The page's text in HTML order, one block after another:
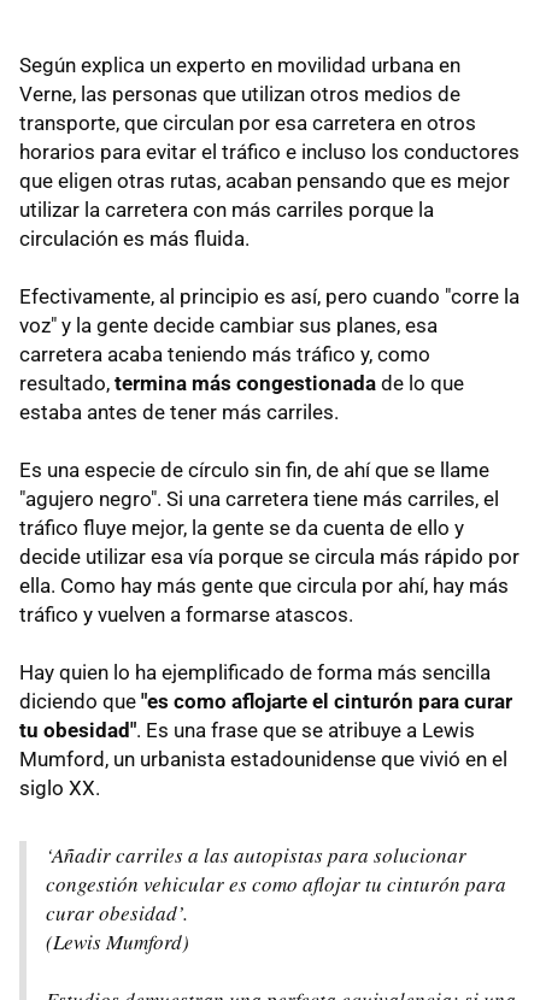
Según explica un experto en movilidad urbana en
Verne, las personas que utilizan otros medios de
transporte, que circulan por esa carretera en otros
horarios para evitar el tráfico e incluso los conductores
que eligen otras rutas, acaban pensando que es mejor
utilizar la carretera con más carriles porque la
circulación es más fluida.
Efectivamente, al principio es así, pero cuando "corre la
voz" y la gente decide cambiar sus planes, esa
carretera acaba teniendo más tráfico y, como
resultado, termina más congestionada de lo que
estaba antes de tener más carriles.
Es una especie de círculo sin fin, de ahí que se llame
"agujero negro". Si una carretera tiene más carriles, el
tráfico fluye mejor, la gente se da cuenta de ello y
decide utilizar esa vía porque se circula más rápido por
ella. Como hay más gente que circula por ahí, hay más
tráfico y vuelven a formarse atascos.
Hay quien lo ha ejemplificado de forma más sencilla
diciendo que "es como aflojarte el cinturón para curar
tu obesidad". Es una frase que se atribuye a Lewis
Mumford, un urbanista estadounidense que vivió en el
siglo XX.
‘Añadir carriles a las autopistas para solucionar
congestión vehicular es como aflojar tu cinturón para
curar obesidad’.
(Lewis Mumford)